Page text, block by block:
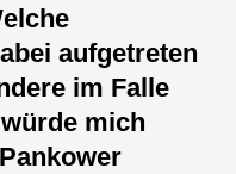
aufgetreten
im Falle
mich